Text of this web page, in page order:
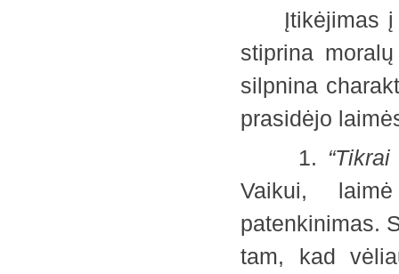
Įtikėjimas į
stiprina
silpnina
prasidėjo
1.
Vaikui,
patenkinimas.
tam, kad